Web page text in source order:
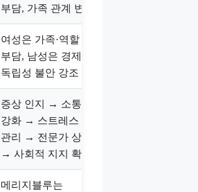
부담, 가족 관계 변화
여성은 가족·역할
부담, 남성은 경제·
독립성 불안 강조
증상 인지 → 소통
강화 → 스트레스
관리 → 전문가 상담
→ 사회적 지지 확보
메리지블루는